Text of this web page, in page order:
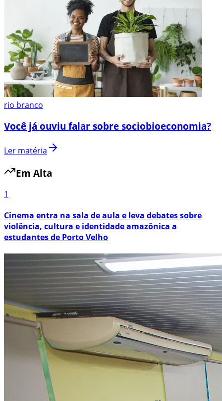
rio branco
Você já ouviu falar sobre sociobioeconomia?
Ler matéria
Em Alta
1
Cinema entra na sala de aula e leva debates sobre
violência, cultura e identidade amazônica a
estudantes de Porto Velho